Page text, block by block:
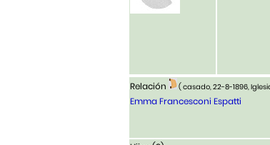
Relación ( casado, 22-8-1896,
Emma Francesconi Espatti